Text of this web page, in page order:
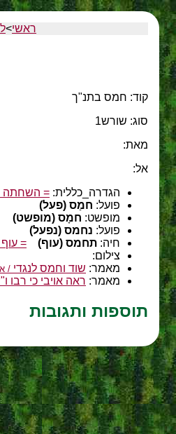
ראשי>
קוד: חמס בתנ"ך
סוג: שורש1
מאת:
אל:
הגדרה_כללית: = השחתה
פועל: חמַס (פעל)
מופשט: חמָס (מופשט)
פועל: נחמס (נפעל)
חיה: תחמס (עוף) =
צילום:
מאמר: שוד וחמס לנגדי /
מאמר: ראה אויבי כי רבו
תוספות ותגובות